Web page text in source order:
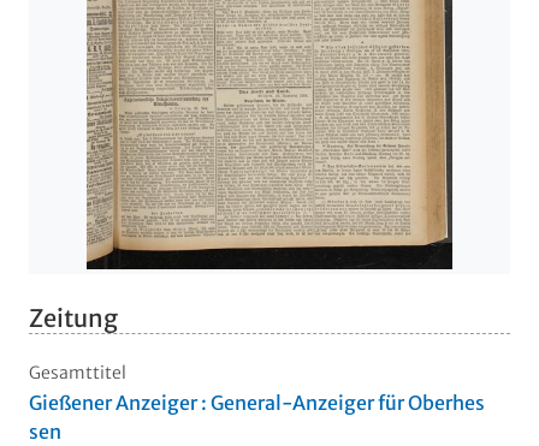
Zeitung
Gesamttitel
Gießener Anzeiger : General-Anzeiger für Oberhes
sen